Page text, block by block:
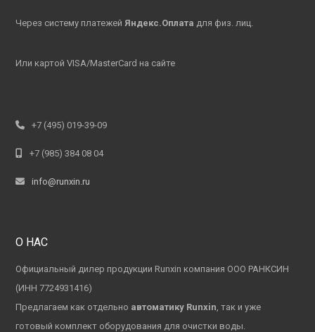
Через систему платежей Яндекс.Оплата для физ. лиц.
Или картой VISA/MasterCard на сайте
+7 (495) 019-39-09
+7 (985) 384 08 04
info@runxin.ru
О НАС
Официальный дилер продукции Runxin компания ООО РАНКСИН
(ИНН 7724931416)
Предлагаем как отдельно автоматику Runxin , так и уже
готовый комплект оборудования для очистки воды.